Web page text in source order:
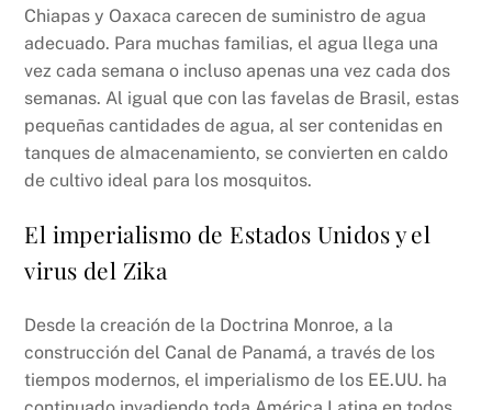
Chiapas y Oaxaca carecen de suministro de agua
adecuado. Para muchas familias, el agua llega una
vez cada semana o incluso apenas una vez cada dos
semanas. Al igual que con las favelas de Brasil, estas
pequeñas cantidades de agua, al ser contenidas en
tanques de almacenamiento, se convierten en caldo
de cultivo ideal para los mosquitos.
El imperialismo de Estados Unidos y el
virus del Zika
Desde la creación de la Doctrina Monroe, a la
construcción del Canal de Panamá, a través de los
tiempos modernos, el imperialismo de los EE.UU. ha